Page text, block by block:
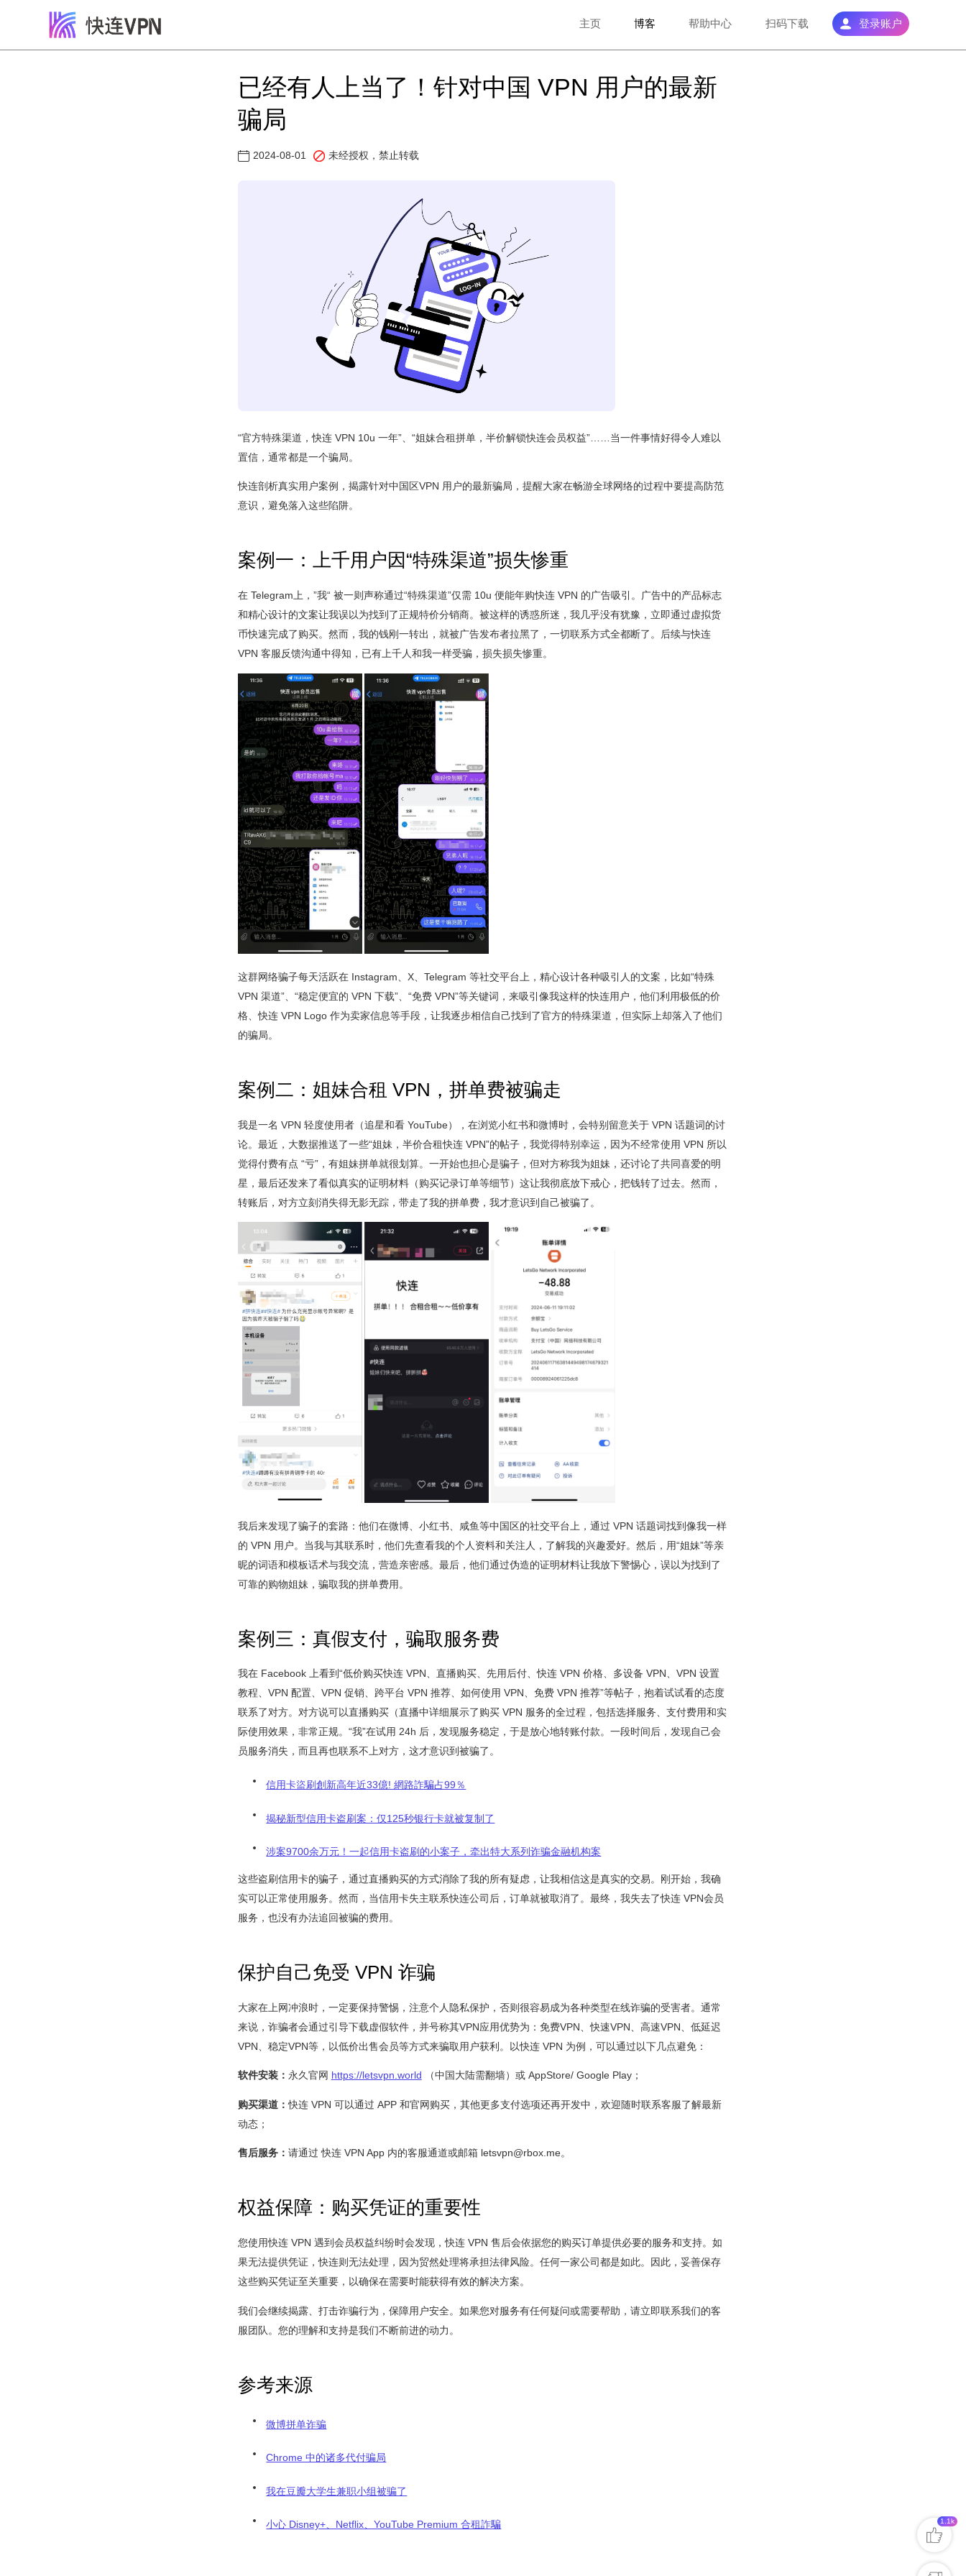
主页 博客 帮助中心 扫码下载 登录账户
已经有人上当了！针对中国 VPN 用户的最新
骗局
2024-08-01 未经授权，禁止转载
“官方特殊渠道，快连 VPN 10u 一年”、“姐妹合租拼单，半价解锁快连会员权益”……当一件事情好得令人难以
置信，通常都是一个骗局。
快连剖析真实用户案例，揭露针对中国区VPN 用户的最新骗局，提醒大家在畅游全球网络的过程中要提高防范
意识，避免落入这些陷阱。
案例一：上千用户因“特殊渠道”损失惨重
在 Telegram上，”我“ 被一则声称通过“特殊渠道”仅需 10u 便能年购快连 VPN 的广告吸引。广告中的产品标志
和精心设计的文案让我误以为找到了正规特价分销商。被这样的诱惑所迷，我几乎没有犹豫，立即通过虚拟货
币快速完成了购买。然而，我的钱刚一转出，就被广告发布者拉黑了，一切联系方式全都断了。后续与快连
VPN 客服反馈沟通中得知，已有上千人和我一样受骗，损失损失惨重。
这群网络骗子每天活跃在 Instagram、X、Telegram 等社交平台上，精心设计各种吸引人的文案，比如“特殊
VPN 渠道”、“稳定便宜的 VPN 下载”、“免费 VPN”等关键词，来吸引像我这样的快连用户，他们利用极低的价
格、快连 VPN Logo 作为卖家信息等手段，让我逐步相信自己找到了官方的特殊渠道，但实际上却落入了他们
的骗局。
案例二：姐妹合租 VPN，拼单费被骗走
我是一名 VPN 轻度使用者（追星和看 YouTube），在浏览小红书和微博时，会特别留意关于 VPN 话题词的讨
论。最近，大数据推送了一些“姐妹，半价合租快连 VPN”的帖子，我觉得特别幸运，因为不经常使用 VPN 所以
觉得付费有点 “亏”，有姐妹拼单就很划算。一开始也担心是骗子，但对方称我为姐妹，还讨论了共同喜爱的明
星，最后还发来了看似真实的证明材料（购买记录订单等细节）这让我彻底放下戒心，把钱转了过去。然而，
转账后，对方立刻消失得无影无踪，带走了我的拼单费，我才意识到自己被骗了。
我后来发现了骗子的套路：他们在微博、小红书、咸鱼等中国区的社交平台上，通过 VPN 话题词找到像我一样
的 VPN 用户。当我与其联系时，他们先查看我的个人资料和关注人，了解我的兴趣爱好。然后，用“姐妹”等亲
昵的词语和模板话术与我交流，营造亲密感。最后，他们通过伪造的证明材料让我放下警惕心，误以为找到了
可靠的购物姐妹，骗取我的拼单费用。
案例三：真假支付，骗取服务费
我在 Facebook 上看到“低价购买快连 VPN、直播购买、先用后付、快连 VPN 价格、多设备 VPN、VPN 设置
教程、VPN 配置、VPN 促销、跨平台 VPN 推荐、如何使用 VPN、免费 VPN 推荐”等帖子，抱着试试看的态度
联系了对方。对方说可以直播购买（直播中详细展示了购买 VPN 服务的全过程，包括选择服务、支付费用和实
际使用效果，非常正规。“我”在试用 24h 后，发现服务稳定，于是放心地转账付款。一段时间后，发现自己会
员服务消失，而且再也联系不上对方，这才意识到被骗了。
信用卡盜刷創新高年近33億! 網路詐騙占99％
揭秘新型信用卡盗刷案：仅125秒银行卡就被复制了
涉案9700余万元！一起信用卡盗刷的小案子，牵出特大系列诈骗金融机构案
这些盗刷信用卡的骗子，通过直播购买的方式消除了我的所有疑虑，让我相信这是真实的交易。刚开始，我确
实可以正常使用服务。然而，当信用卡失主联系快连公司后，订单就被取消了。最终，我失去了快连 VPN会员
服务，也没有办法追回被骗的费用。
保护自己免受 VPN 诈骗
大家在上网冲浪时，一定要保持警惕，注意个人隐私保护，否则很容易成为各种类型在线诈骗的受害者。通常
来说，诈骗者会通过引导下载虚假软件，并号称其VPN应用优势为：免费VPN、快速VPN、高速VPN、低延迟
VPN、稳定VPN等，以低价出售会员等方式来骗取用户获利。以快连 VPN 为例，可以通过以下几点避免：
软件安装： 永久官网 https://letsvpn.world （中国大陆需翻墙）或 AppStore/ Google Play；
购买渠道：快连 VPN 可以通过 APP 和官网购买，其他更多支付选项还再开发中，欢迎随时联系客服了解最新
动态；
售后服务： 请通过 快连 VPN App 内的客服通道或邮箱 letsvpn@rbox.me。
权益保障：购买凭证的重要性
您使用快连 VPN 遇到会员权益纠纷时会发现，快连 VPN 售后会依据您的购买订单提供必要的服务和支持。如
果无法提供凭证，快连则无法处理，因为贸然处理将承担法律风险。任何一家公司都是如此。因此，妥善保存
这些购买凭证至关重要，以确保在需要时能获得有效的解决方案。
我们会继续揭露、打击诈骗行为，保障用户安全。如果您对服务有任何疑问或需要帮助，请立即联系我们的客
服团队。您的理解和支持是我们不断前进的动力。
参考来源
微博拼单诈骗
Chrome 中的诸多代付骗局
我在豆瓣大学生兼职小组被骗了
小心 Disney+、Netflix、YouTube Premium 合租詐騙 1.1k
对我有帮助
期待有更多
表述不清晰